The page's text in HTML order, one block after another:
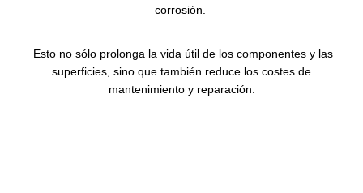
corrosión.
Esto no sólo prolonga la vida útil de los componentes y las
superficies, sino que también reduce los costes de
mantenimiento y reparación.